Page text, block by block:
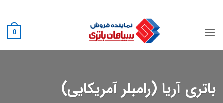
content
0
باتری آریا (رامبلر آمریکایی)